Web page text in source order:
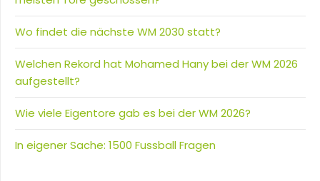
Wo findet die nächste WM 2030 statt?
Welchen Rekord hat Mohamed Hany bei der WM 2026
aufgestellt?
Wie viele Eigentore gab es bei der WM 2026?
In eigener Sache: 1500 Fussball Fragen